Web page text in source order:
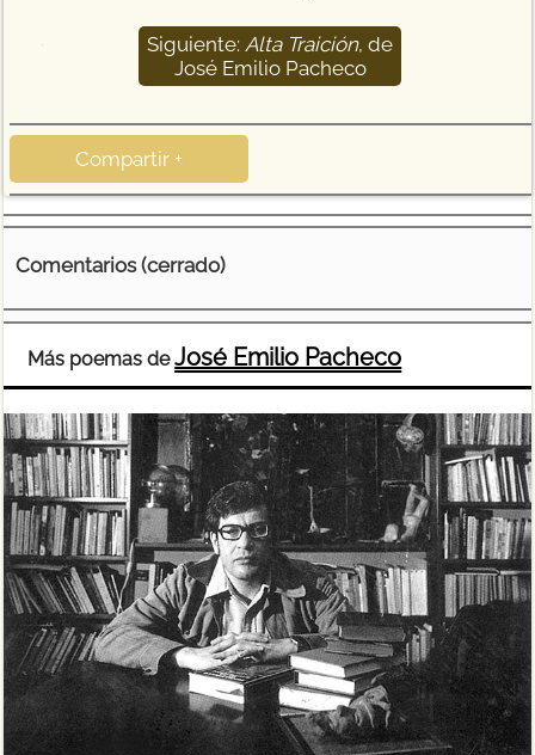
Siguiente:Alta Traición, de
José Emilio Pacheco
Compartir +
Comentarios (cerrado)
Más poemas deJosé Emilio Pacheco